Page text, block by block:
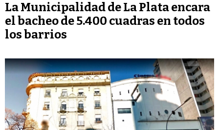
La Municipalidad de La Plata encara
el bacheo de 5.400 cuadras en todos
los barrios